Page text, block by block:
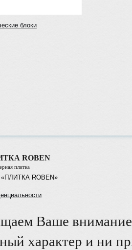
блоки
ROBEN
плитка
«ПЛИТКА ROBEN»
Ваше внимание
характер и ни